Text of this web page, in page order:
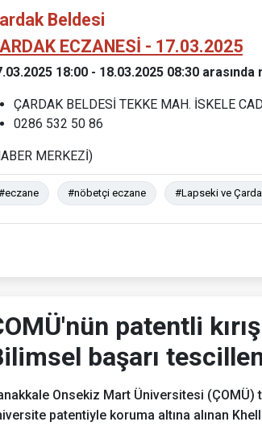
Beldesi
ECZANESİ - 17.03.2025
18:00 - 18.03.2025 08:30
ÇARDAK BELDESİ TEKKE MAH. İSKELE
0286 532 50 86
MERKEZİ)
#nöbetçi eczane #Lapseki ve
patentli
başarı
Onsekiz Mart Üniversitesi
patentiyle koruma altına alınan